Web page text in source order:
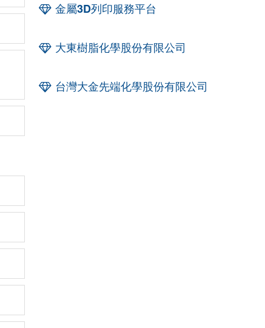
金屬3D列印服務平台
大東樹脂化學股份有限公司
台灣大金先端化學股份有限公司